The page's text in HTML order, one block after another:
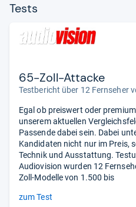
Tests
65-Zoll-Attacke
Testbericht über 12 Fernseher
Egal ob preiswert oder
unserem aktuellen
Passende dabei sein. Dabei
Kandidaten nicht nur im Preis,
Technik und Ausstattung.
Audiovision wurden 12
Zoll-Modelle von 1.500 bis
zum Test